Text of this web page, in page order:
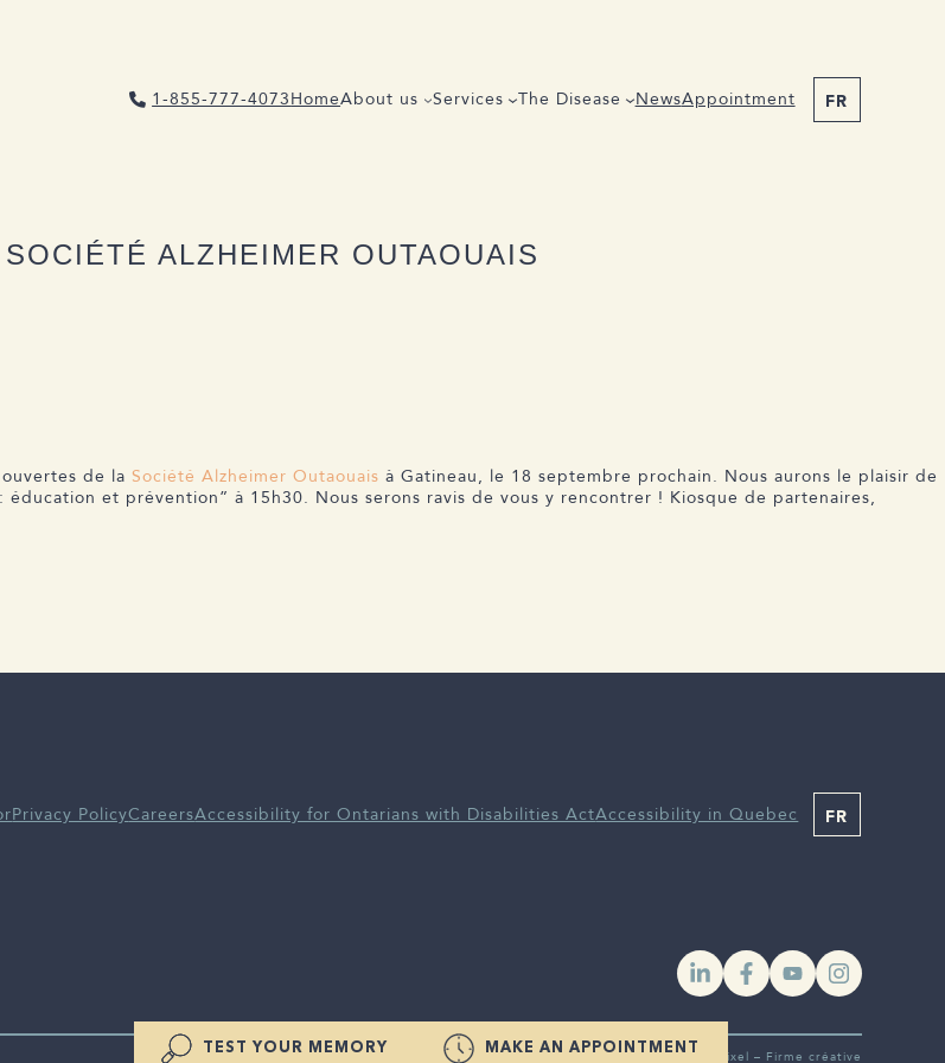
1-855-777-4073HomeAbout us Services The Disease NewsAppointment FR
TEST YOUR MEMORY MAKE AN APPOINTMENT
Share the article
ALZHEIMER OUTAOUAIS
de la Société Alzheimer Outaouais à Gatineau, le 18 septembre prochain. Nous aurons le plaisir de
et prévention” à 15h30. Nous serons ravis de vous y rencontrer ! Kiosque de partenaires,
Privacy PolicyCareersAccessibility for Ontarians with Disabilities ActAccessibility in Quebec FR
YouTube
On trippe sur ce que nos clients font | Pixel – Firme créative